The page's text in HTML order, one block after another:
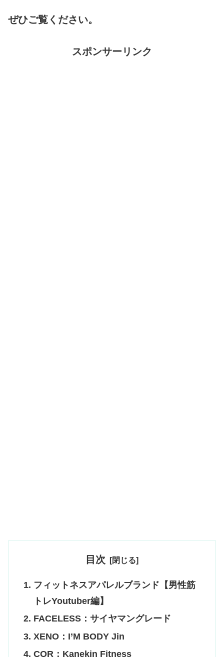
ぜひご覧ください。
スポンサーリンク
目次
フィットネスアパレルブランド【男性筋
トレYoutuber編】
FACELESS：サイヤマングレード
XENO：I’M BODY Jin
COR：Kanekin Fitness